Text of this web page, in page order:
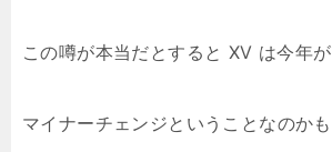
この噂が本当だとすると XV は今年が
マイナーチェンジということなのかも